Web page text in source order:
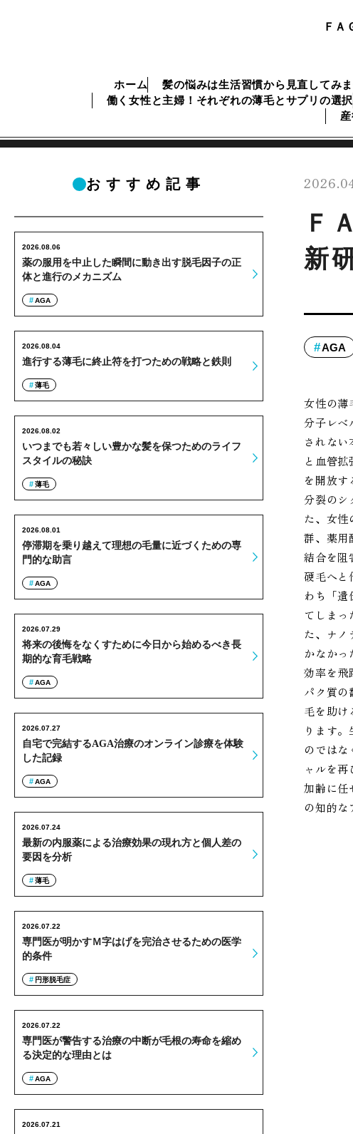
ＦＡ
ホーム 髪の悩みは生活習慣から見直してみ
働く女性と主婦！それぞれの薄毛とサプリの選択
Ｆ
新
AGA
女性の薄
分子レベ
されな
と血管
を開放
分裂のシ
た、女
群、薬用
結合を阻
硬毛へと
わち「
てしま
た、ナ
かなか
効率を飛
パク質の
毛を助け
ります
のでは
ャルを
加齢に任
の知的な
おすすめ記事
薬の服用を中止した瞬間に動き出す脱毛因子の正
体と進行のメカニズム
2026.08.06
AGA
進行する薄毛に終止符を打つための戦略と鉄則
2026.08.04
薄毛
いつまでも若々しい豊かな髪を保つためのライフ
スタイルの秘訣
2026.08.02
薄毛
停滞期を乗り越えて理想の毛量に近づくための専
門的な助言
2026.08.01
AGA
将来の後悔をなくすために今日から始めるべき長
期的な育毛戦略
2026.07.29
AGA
自宅で完結するAGA治療のオンライン診療を体験
した記録
2026.07.27
AGA
最新の内服薬による治療効果の現れ方と個人差の
要因を分析
2026.07.24
薄毛
専門医が明かすＭ字はげを完治させるための医学
的条件
2026.07.22
円形脱毛症
専門医が警告する治療の中断が毛根の寿命を縮め
る決定的な理由とは
2026.07.22
AGA
2026.07.21